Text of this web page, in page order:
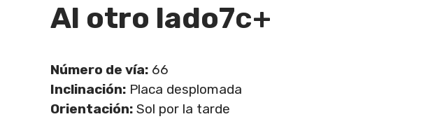
Al otro lado7c+
Número de vía: 66
Inclinación: Placa desplomada
Orientación: Sol por la tarde